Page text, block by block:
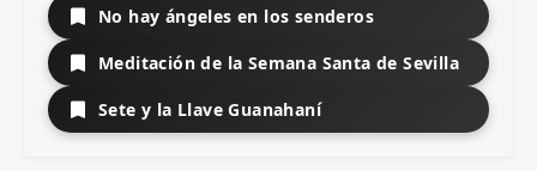
No hay ángeles en los senderos
Meditación de la Semana Santa de Sevilla
Sete y la Llave Guanahaní